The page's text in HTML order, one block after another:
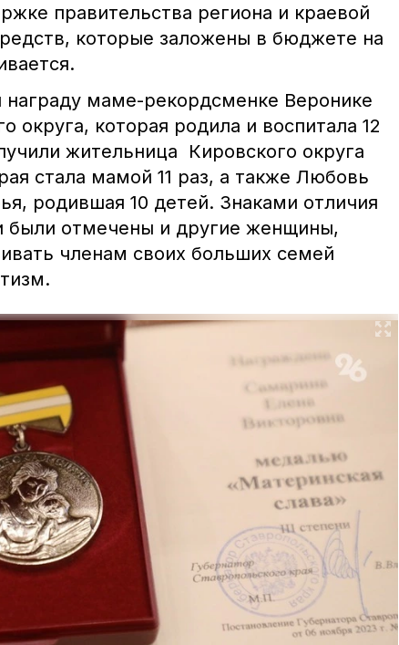
правительства региона и краевой
которые заложены в бюджете на
маме-рекордсменке Веронике
округа, которая родила и воспитала 12
жительница Кировского округа
стала мамой 11 раз, а также Любовь
родившая 10 детей. Знаками отличия
были отмечены и другие женщины,
членам своих больших семей